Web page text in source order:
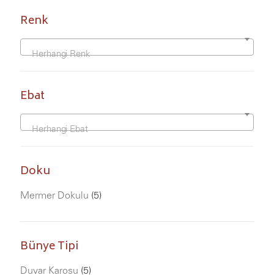
Renk
Herhangi Renk
Ebat
Herhangi Ebat
Doku
Mermer Dokulu (5)
Bünye Tipi
Duvar Karosu (5)